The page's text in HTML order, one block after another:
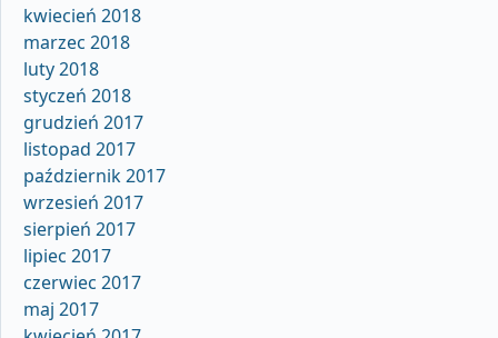
kwiecień 2018
marzec 2018
luty 2018
styczeń 2018
grudzień 2017
listopad 2017
październik 2017
wrzesień 2017
sierpień 2017
lipiec 2017
czerwiec 2017
maj 2017